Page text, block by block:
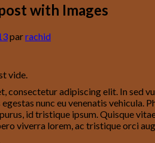
vide.
with Images
parrachid
consectetur adipiscing elit. In sed
nunc eu venenatis
id tristique ipsum. Quisque
viverra lorem, ac tristique orci